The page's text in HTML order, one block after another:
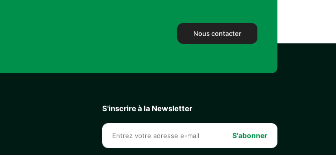
Nous contacter
S'inscrire à la Newsletter
S'abonner